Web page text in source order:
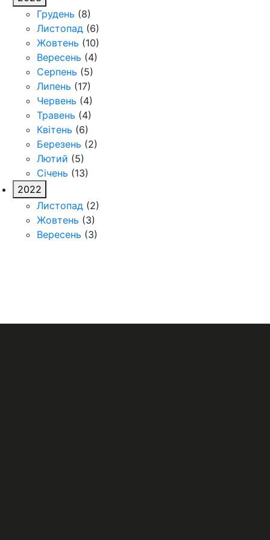
Грудень (8)
Листопад (6)
Жовтень (10)
Вересень (4)
Серпень (5)
Липень (17)
Червень (4)
Травень (4)
Квітень (6)
Березень (2)
Лютий (5)
Січень (13)
2022
Листопад (2)
Жовтень (3)
Вересень (3)